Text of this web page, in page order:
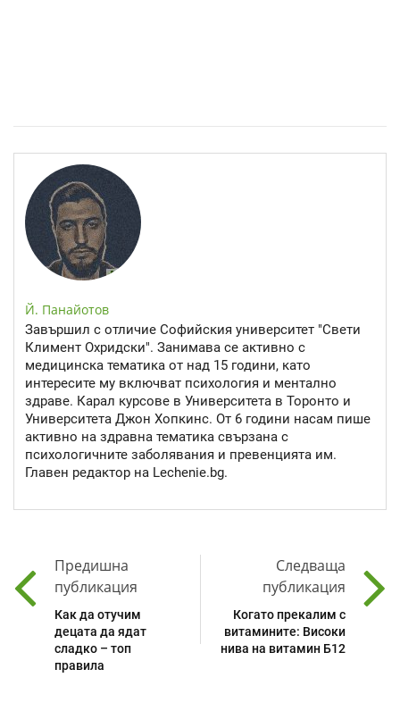
Й. Панайотов
Завършил с отличие Софийския университет "Свети
Климент Охридски". Занимава се активно с
медицинска тематика от над 15 години, като
интересите му включват психология и ментално
здраве. Карал курсове в Университета в Торонто и
Университета Джон Хопкинс. От 6 години насам пише
активно на здравна тематика свързана с
психологичните заболявания и превенцията им.
Главен редактор на Lechenie.bg.
Предишна
публикация
Как да отучим
децата да ядат
сладко – топ
правила
Следваща
публикация
Когато прекалим с
витамините: Високи
нива на витамин Б12